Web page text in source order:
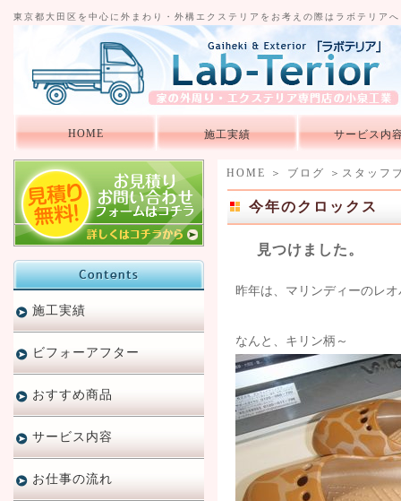
東京都大田区を中心に外まわり・外構エクステリアをお考えの際はラボテリア
HOME 施工実績 サービス内
HOME ＞ ブログ ＞ スタッフ
今年のクロックス
見つけました。
昨年は、マリンディーのレ
なんと、キリン柄～
施工実績
ビフォーアフター
おすすめ商品
サービス内容
お仕事の流れ